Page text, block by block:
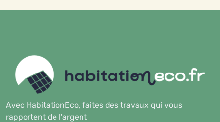
Avec HabitationEco, faites des travaux qui vous
rapportent de l'argent